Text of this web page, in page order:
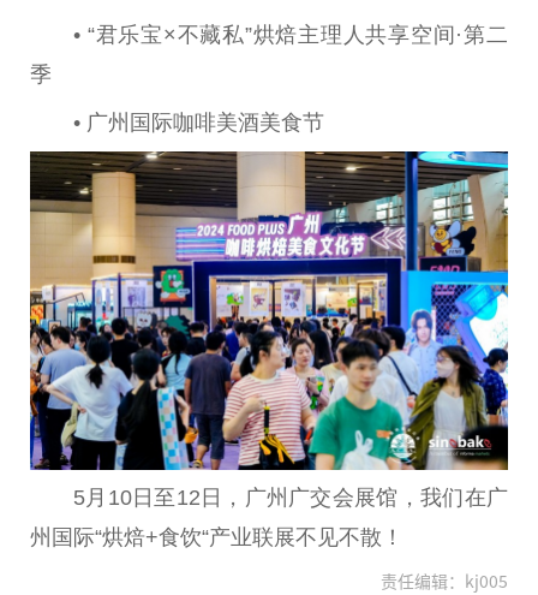
• “君乐宝×不藏私”烘焙主理人共享空间·第二
季
• 广州国际咖啡美酒美食节
5月10日至12日，广州广交会展馆，我们在广
州国际“烘焙+食饮“产业联展不见不散！
责任编辑：kj005